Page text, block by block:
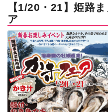
【1/20・21】姫路
ア